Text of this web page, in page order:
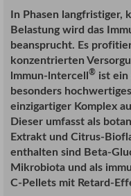
In Phasen langfristiger,
Belastung wird das
beansprucht. Es
konzentrierten
lmmun-lntercell® ist
besonders
einzigartiger Komplex
Dieser umfasst als
Extrakt und Citrus-
enthalten sind Beta-
Mikrobiota und als
C-Pellets mit Retard-